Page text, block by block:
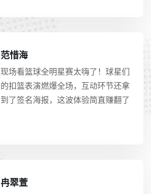
范惜海
现场看篮球全明星赛太嗨了！球星们
的扣篮表演燃爆全场，互动环节还拿
到了签名海报，这波体验简直赚翻了
冉翠萱